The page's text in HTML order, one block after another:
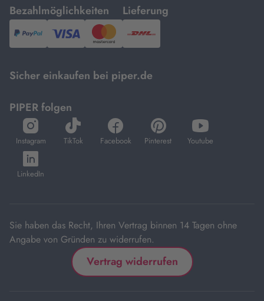
Bezahlmöglichkeiten
mit
PayPal,Visa
und
Lieferung
mit
DHL.
Sicher einkaufen bei piper.de
PIPER folgen
Instagram
öffnet
in
neuem
Tab
TikTok
öffnet
in
Facebook
öffnet
in
Pinterest
öffnet
in
Youtube
öffnet
in
LinkedIn
öffnet
in
Sie haben das Recht, Ihren Vertrag binnen 14 Tagen ohne
Angabe von Gründen zu widerrufen.
Vertrag widerrufen